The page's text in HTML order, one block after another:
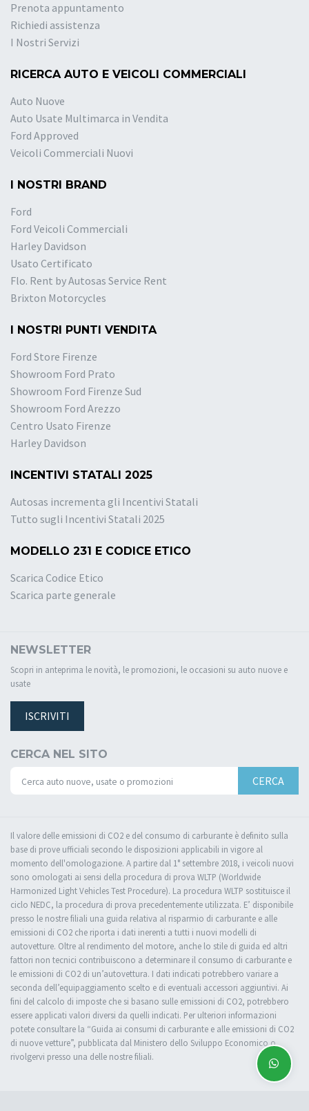
Prenota appuntamento
Richiedi assistenza
I Nostri Servizi
RICERCA AUTO E VEICOLI COMMERCIALI
Auto Nuove
Auto Usate Multimarca in Vendita
Ford Approved
Veicoli Commerciali Nuovi
I NOSTRI BRAND
Ford
Ford Veicoli Commerciali
Harley Davidson
Usato Certificato
Flo. Rent by Autosas Service Rent
Brixton Motorcycles
I NOSTRI PUNTI VENDITA
Ford Store Firenze
Showroom Ford Prato
Showroom Ford Firenze Sud
Showroom Ford Arezzo
Centro Usato Firenze
Harley Davidson
INCENTIVI STATALI 2025
Autosas incrementa gli Incentivi Statali
Tutto sugli Incentivi Statali 2025
MODELLO 231 E CODICE ETICO
Scarica Codice Etico
Scarica parte generale
NEWSLETTER
Scopri in anteprima le novità, le promozioni, le occasioni su auto nuove e
usate
ISCRIVITI
CERCA NEL SITO
CERCA
Il valore delle emissioni di CO2 e del consumo di carburante è definito sulla
base di prove ufficiali secondo le disposizioni applicabili in vigore al
momento dell'omologazione. A partire dal 1° settembre 2018, i veicoli nuovi
sono omologati ai sensi della procedura di prova WLTP (Worldwide
Harmonized Light Vehicles Test Procedure). La procedura WLTP sostituisce il
ciclo NEDC, la procedura di prova precedentemente utilizzata. E’ disponibile
presso le nostre filiali una guida relativa al risparmio di carburante e alle
emissioni di CO2 che riporta i dati inerenti a tutti i nuovi modelli di
autovetture. Oltre al rendimento del motore, anche lo stile di guida ed altri
fattori non tecnici contribuiscono a determinare il consumo di carburante e
le emissioni di CO2 di un’autovettura. I dati indicati potrebbero variare a
seconda dell’equipaggiamento scelto e di eventuali accessori aggiuntivi. Ai
fini del calcolo di imposte che si basano sulle emissioni di CO2, potrebbero
essere applicati valori diversi da quelli indicati. Per ulteriori informazioni
potete consultare la “Guida ai consumi di carburante e alle emissioni di CO2
di nuove vetture”, pubblicata dal Ministero dello Sviluppo Economico o
rivolgervi presso una delle nostre filiali.